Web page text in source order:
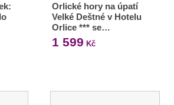
Orlické hory na úpatí
Velké Deštné v Hotelu
Orlice *** se…
1 599 Kč